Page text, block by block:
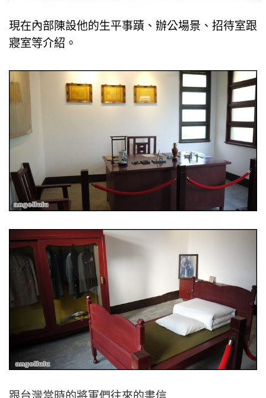
現在內部陳設他的生平事蹟、 辦公場景 、 招待室跟
寢室等介紹。